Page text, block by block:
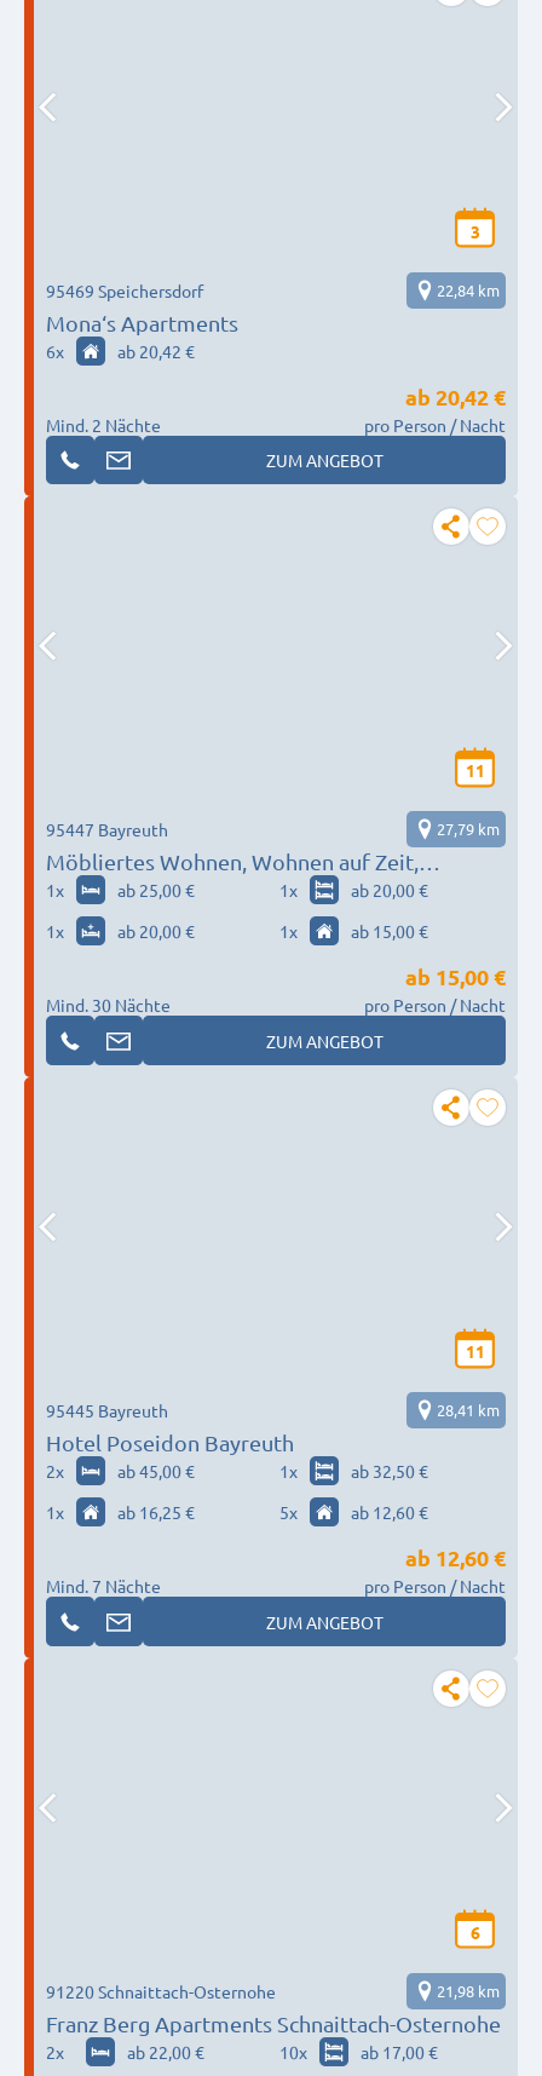
3
Mona‘s Apartments
95469 Speichersdorf 22,84 km
6x ab 20,42 €
Mind. 2 Nächte
ab 20,42 €
pro Person / Nacht
ZUM ANGEBOT
11
Möbliertes Wohnen, Wohnen auf Zeit,
Monteurwohnung
95447 Bayreuth 27,79 km
1x ab 25,00 € 1x
ab 20,00 €
1x ab 20,00 € 1x ab 15,00 €
Mind. 30 Nächte
ab 15,00 €
pro Person / Nacht
ZUM ANGEBOT
11
Hotel Poseidon Bayreuth
95445 Bayreuth 28,41 km
2x ab 45,00 € 1x
ab 32,50 €
1x ab 16,25 € 5x ab 12,60 €
Mind. 7 Nächte
ab 12,60 €
pro Person / Nacht
ZUM ANGEBOT
6
Franz Berg Apartments Schnaittach-Osternohe
91220 Schnaittach-Osternohe 21,98 km
2x ab 22,00 € 10x
ab 17,00 €